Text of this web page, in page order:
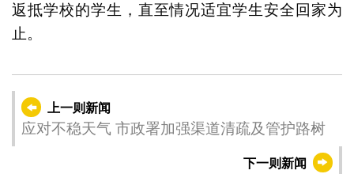
返抵学校的学生，直至情况适宜学生安全回家为
止。
上一则新闻
应对不稳天气 市政署加强渠道清疏及管护路树
下一则新闻